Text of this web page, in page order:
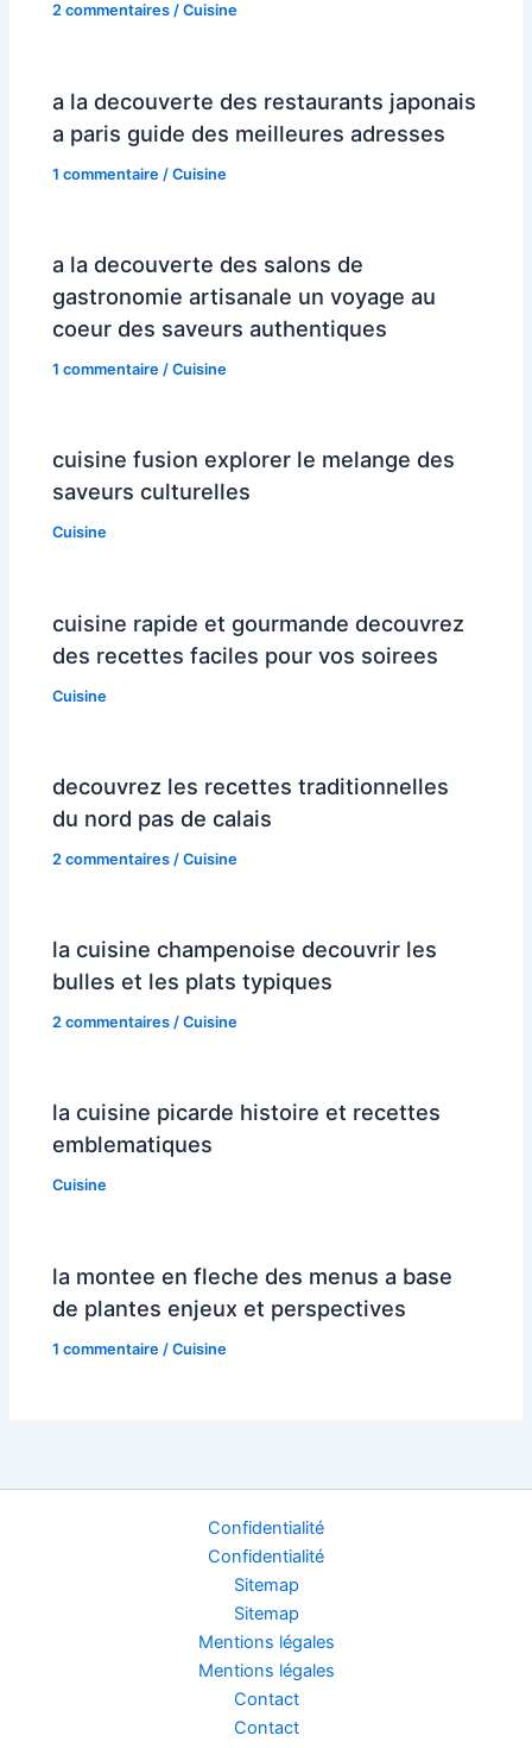
2 commentaires /Cuisine
a la decouverte des restaurants japonais
a paris guide des meilleures adresses
1 commentaire /Cuisine
a la decouverte des salons de
gastronomie artisanale un voyage au
coeur des saveurs authentiques
1 commentaire /Cuisine
cuisine fusion explorer le melange des
saveurs culturelles
Cuisine
cuisine rapide et gourmande decouvrez
des recettes faciles pour vos soirees
Cuisine
decouvrez les recettes traditionnelles
du nord pas de calais
2 commentaires /Cuisine
la cuisine champenoise decouvrir les
bulles et les plats typiques
2 commentaires /Cuisine
la cuisine picarde histoire et recettes
emblematiques
Cuisine
la montee en fleche des menus a base
de plantes enjeux et perspectives
1 commentaire /Cuisine
Confidentialité
Confidentialité
Sitemap
Sitemap
Mentions légales
Mentions légales
Contact
Contact